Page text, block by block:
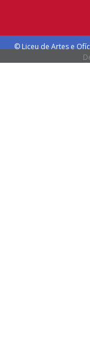
© Liceu de Artes e